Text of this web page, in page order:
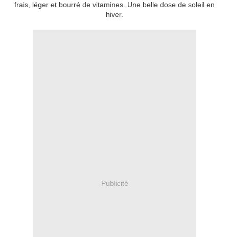
frais, léger et bourré de vitamines. Une belle dose de soleil en
hiver.
Publicité